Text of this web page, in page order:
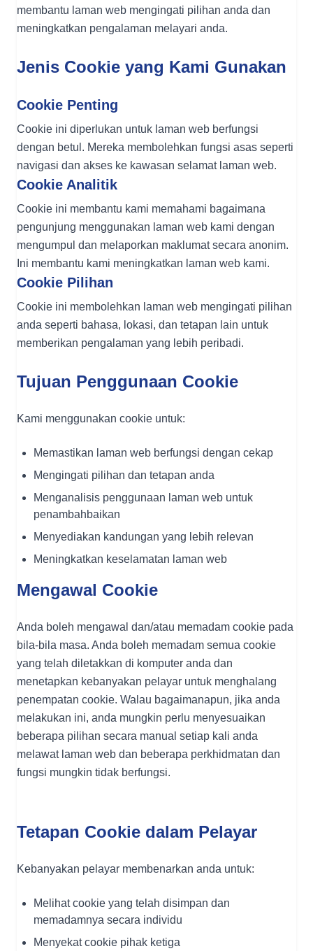
membantu laman web mengingati pilihan anda dan
meningkatkan pengalaman melayari anda.
Jenis Cookie yang Kami Gunakan
Cookie Penting
Cookie ini diperlukan untuk laman web berfungsi
dengan betul. Mereka membolehkan fungsi asas seperti
navigasi dan akses ke kawasan selamat laman web.
Cookie Analitik
Cookie ini membantu kami memahami bagaimana
pengunjung menggunakan laman web kami dengan
mengumpul dan melaporkan maklumat secara anonim.
Ini membantu kami meningkatkan laman web kami.
Cookie Pilihan
Cookie ini membolehkan laman web mengingati pilihan
anda seperti bahasa, lokasi, dan tetapan lain untuk
memberikan pengalaman yang lebih peribadi.
Tujuan Penggunaan Cookie
Kami menggunakan cookie untuk:
Memastikan laman web berfungsi dengan cekap
Mengingati pilihan dan tetapan anda
Menganalisis penggunaan laman web untuk
penambahbaikan
Menyediakan kandungan yang lebih relevan
Meningkatkan keselamatan laman web
Mengawal Cookie
Anda boleh mengawal dan/atau memadam cookie pada
bila-bila masa. Anda boleh memadam semua cookie
yang telah diletakkan di komputer anda dan
menetapkan kebanyakan pelayar untuk menghalang
penempatan cookie. Walau bagaimanapun, jika anda
melakukan ini, anda mungkin perlu menyesuaikan
beberapa pilihan secara manual setiap kali anda
melawat laman web dan beberapa perkhidmatan dan
fungsi mungkin tidak berfungsi.
Tetapan Cookie dalam Pelayar
Kebanyakan pelayar membenarkan anda untuk:
Melihat cookie yang telah disimpan dan
memadamnya secara individu
Menyekat cookie pihak ketiga